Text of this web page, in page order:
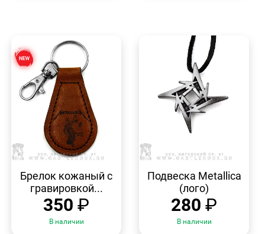
ПРОСМОТР
Брелок кожаный с
гравировкой...
350 ₽
В наличии
ПРОСМОТР
Подвеска Metallica
(лого)
280 ₽
В наличии